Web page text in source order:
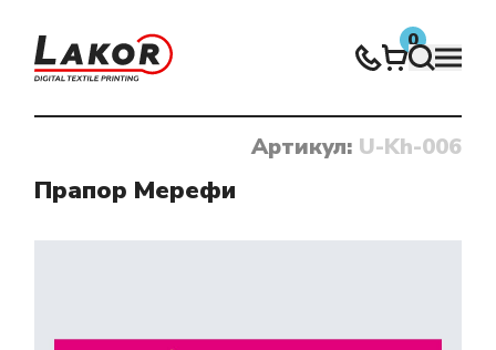
0
Нічого не знайдено
Артикул: U-Kh-006
Прапор Мерефи